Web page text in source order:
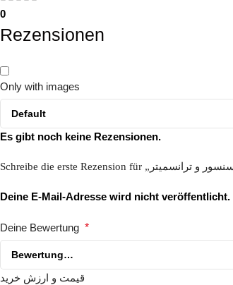
0
Rezensionen
Only with images
Es gibt noch keine Rezensionen.
Deine E-Mail-Adresse wird nicht veröffentlicht.
Deine Bewertung *
قیمت و ارزش خرید